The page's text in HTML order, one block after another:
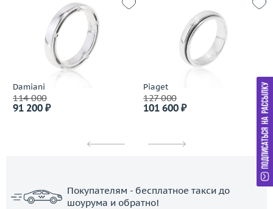
Damiani
114 000
91 200 ₽
Piaget
127 000
101 600 ₽
Покупателям - бесплатное такси до
шоурума и обратно!